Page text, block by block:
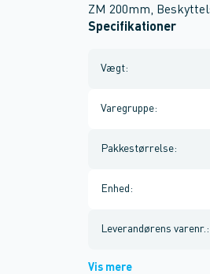
ZM 200mm,
Specifikationer
Vægt:
Varegruppe:
Pakkestørrelse:
Enhed :
Leverandørens varenr. :
Vis mere